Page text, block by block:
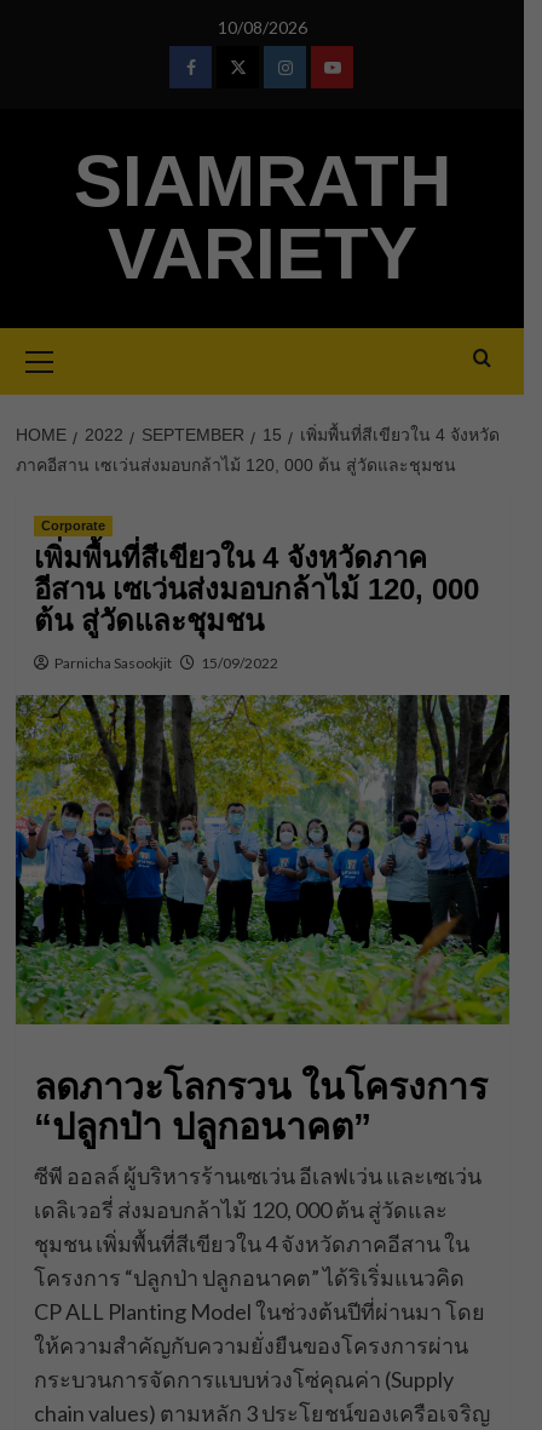
10/08/2026
FacebookTwitterInstagramYoutube
SIAMRATH
VARIETY
Menu
HOME 2022 SEPTEMBER 15
เพิ่มพื้นที่สีเขียวใน 4 จังหวัด
ภาคอีสาน เซเว่นส่งมอบกล้าไม้​ 120, 000​ ต้น​ สู่วัดและชุมชน
Corporate
เพิ่มพื้นที่สีเขียวใน 4 จังหวัดภาค
อีสาน เซเว่นส่งมอบกล้าไม้​ 120, 000​
ต้น​ สู่วัดและชุมชน
Parnicha Sasookjit 15/09/2022
ลดภาวะโลกรวน ในโครงการ
“ปลูกป่า ปลูกอนาคต”
ซีพี ออลล์ ผู้บริหารร้านเซเว่น อีเลฟเว่น และเซเว่น
เดลิเวอรี่ ส่งมอบกล้าไม้ 120, 000 ต้น สู่วัดและ
ชุมชน เพิ่มพื้นที่สีเขียวใน 4 จังหวัดภาคอีสาน ใน
โครงการ “ปลูกป่า ปลูกอนาคต” ได้ริเริ่มแนวคิด
CP ALL Planting Model ในช่วงต้นปีที่ผ่านมา โดย
ให้ความสำคัญกับความยั่งยืนของโครงการผ่าน
กระบวนการจัดการแบบห่วงโซ่คุณค่า (Supply
chain values) ตามหลัก 3 ประโยชน์ของเครือเจริญ